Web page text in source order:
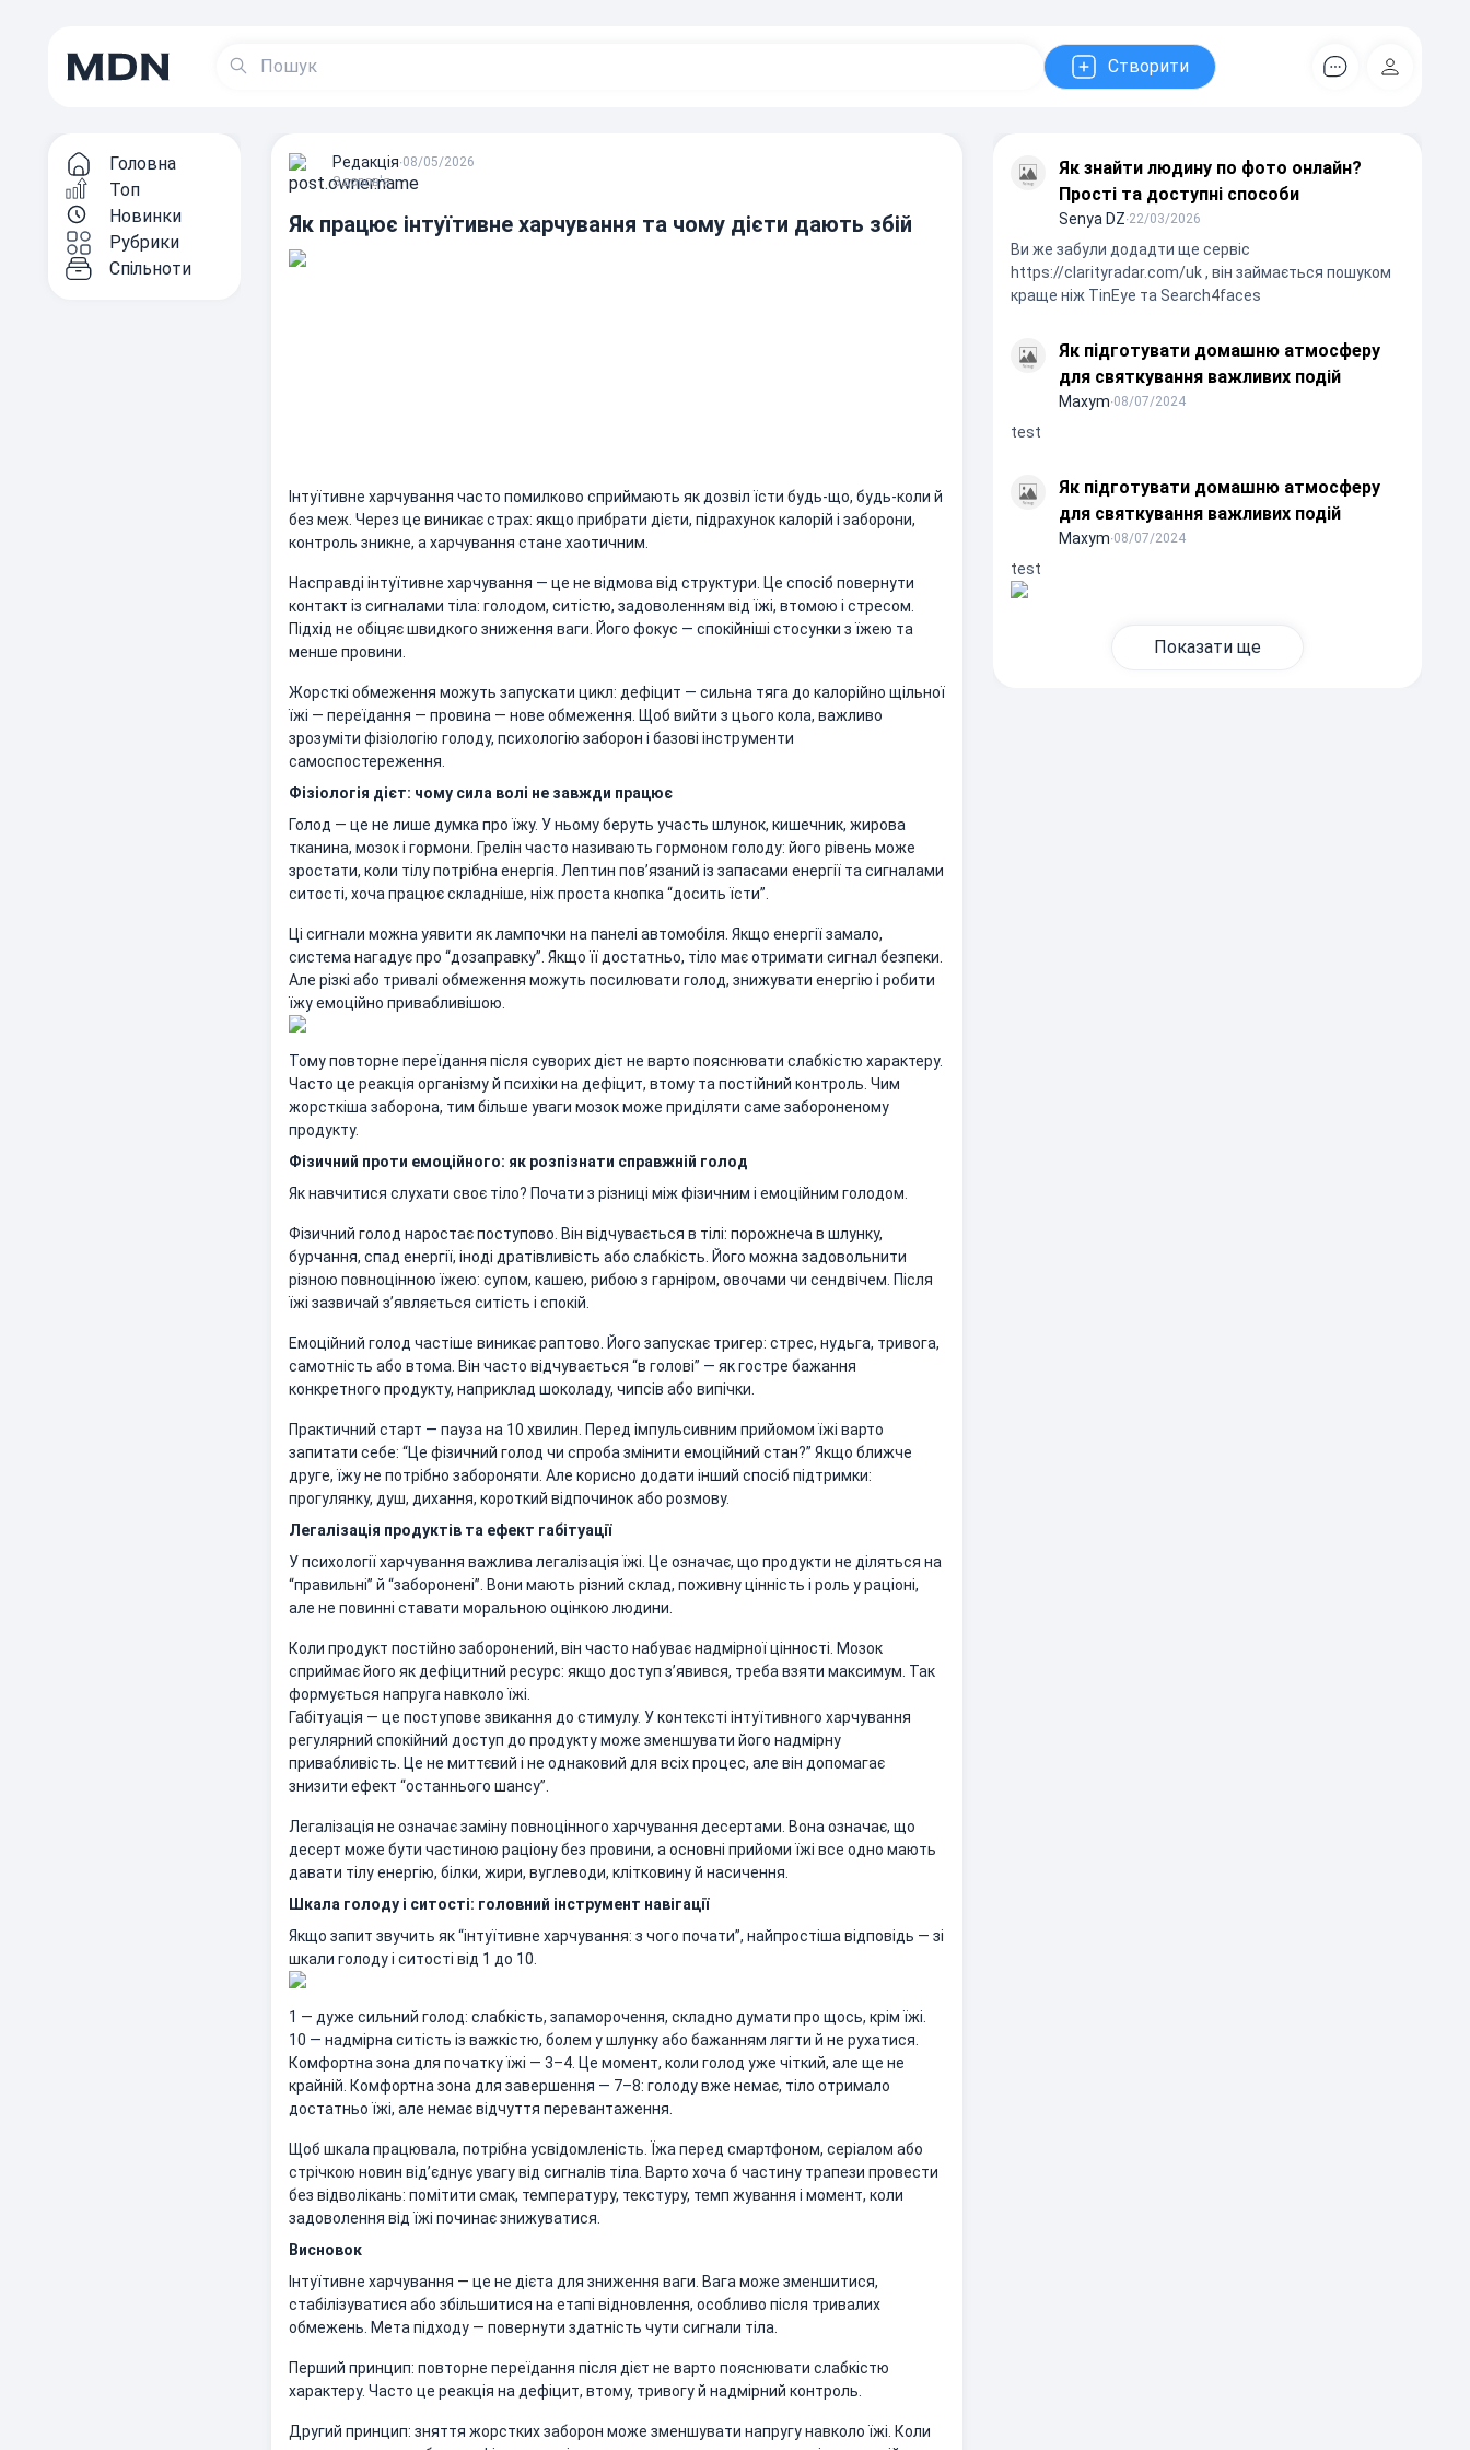
Створити
Коментарів
Головна
Топ
Новинки
Рубрики
Спільноти
Редакцiя∙08/05/2026
Здоров'я
Як працює інтуїтивне харчування та чому дієти дають збій
Інтуїтивне харчування часто помилково сприймають як дозвіл їсти будь-що, будь-коли й
без меж. Через це виникає страх: якщо прибрати дієти, підрахунок калорій і заборони,
контроль зникне, а харчування стане хаотичним.
Насправді інтуїтивне харчування — це не відмова від структури. Це спосіб повернути
контакт із сигналами тіла: голодом, ситістю, задоволенням від їжі, втомою і стресом.
Підхід не обіцяє швидкого зниження ваги. Його фокус — спокійніші стосунки з їжею та
менше провини.
Жорсткі обмеження можуть запускати цикл: дефіцит — сильна тяга до калорійно щільної
їжі — переїдання — провина — нове обмеження. Щоб вийти з цього кола, важливо
зрозуміти фізіологію голоду, психологію заборон і базові інструменти
самоспостереження.
Фізіологія дієт: чому сила волі не завжди працює
Голод — це не лише думка про їжу. У ньому беруть участь шлунок, кишечник, жирова
тканина, мозок і гормони. Грелін часто називають гормоном голоду: його рівень може
зростати, коли тілу потрібна енергія. Лептин пов’язаний із запасами енергії та сигналами
ситості, хоча працює складніше, ніж проста кнопка “досить їсти”.
Ці сигнали можна уявити як лампочки на панелі автомобіля. Якщо енергії замало,
система нагадує про “дозаправку”. Якщо її достатньо, тіло має отримати сигнал безпеки.
Але різкі або тривалі обмеження можуть посилювати голод, знижувати енергію і робити
їжу емоційно привабливішою.
Тому повторне переїдання після суворих дієт не варто пояснювати слабкістю характеру.
Часто це реакція організму й психіки на дефіцит, втому та постійний контроль. Чим
жорсткіша заборона, тим більше уваги мозок може приділяти саме забороненому
продукту.
Фізичний проти емоційного: як розпізнати справжній голод
Як навчитися слухати своє тіло? Почати з різниці між фізичним і емоційним голодом.
Фізичний голод наростає поступово. Він відчувається в тілі: порожнеча в шлунку,
бурчання, спад енергії, іноді дратівливість або слабкість. Його можна задовольнити
різною повноцінною їжею: супом, кашею, рибою з гарніром, овочами чи сендвічем. Після
їжі зазвичай з’являється ситість і спокій.
Емоційний голод частіше виникає раптово. Його запускає тригер: стрес, нудьга, тривога,
самотність або втома. Він часто відчувається “в голові” — як гостре бажання
конкретного продукту, наприклад шоколаду, чипсів або випічки.
Практичний старт — пауза на 10 хвилин. Перед імпульсивним прийомом їжі варто
запитати себе: “Це фізичний голод чи спроба змінити емоційний стан?” Якщо ближче
друге, їжу не потрібно забороняти. Але корисно додати інший спосіб підтримки:
прогулянку, душ, дихання, короткий відпочинок або розмову.
Легалізація продуктів та ефект габітуації
У психології харчування важлива легалізація їжі. Це означає, що продукти не діляться на
“правильні” й “заборонені”. Вони мають різний склад, поживну цінність і роль у раціоні,
але не повинні ставати моральною оцінкою людини.
Коли продукт постійно заборонений, він часто набуває надмірної цінності. Мозок
сприймає його як дефіцитний ресурс: якщо доступ з’явився, треба взяти максимум. Так
формується напруга навколо їжі.
Габітуація — це поступове звикання до стимулу. У контексті інтуїтивного харчування
регулярний спокійний доступ до продукту може зменшувати його надмірну
привабливість. Це не миттєвий і не однаковий для всіх процес, але він допомагає
знизити ефект “останнього шансу”.
Легалізація не означає заміну повноцінного харчування десертами. Вона означає, що
десерт може бути частиною раціону без провини, а основні прийоми їжі все одно мають
давати тілу енергію, білки, жири, вуглеводи, клітковину й насичення.
Шкала голоду і ситості: головний інструмент навігації
Якщо запит звучить як “інтуїтивне харчування: з чого почати”, найпростіша відповідь — зі
шкали голоду і ситості від 1 до 10.
1 — дуже сильний голод: слабкість, запаморочення, складно думати про щось, крім їжі.
10 — надмірна ситість із важкістю, болем у шлунку або бажанням лягти й не рухатися.
Комфортна зона для початку їжі — 3–4. Це момент, коли голод уже чіткий, але ще не
крайній. Комфортна зона для завершення — 7–8: голоду вже немає, тіло отримало
достатньо їжі, але немає відчуття перевантаження.
Щоб шкала працювала, потрібна усвідомленість. Їжа перед смартфоном, серіалом або
стрічкою новин від’єднує увагу від сигналів тіла. Варто хоча б частину трапези провести
без відволікань: помітити смак, температуру, текстуру, темп жування і момент, коли
задоволення від їжі починає знижуватися.
Висновок
Інтуїтивне харчування — це не дієта для зниження ваги. Вага може зменшитися,
стабілізуватися або збільшитися на етапі відновлення, особливо після тривалих
обмежень. Мета підходу — повернути здатність чути сигнали тіла.
Перший принцип: повторне переїдання після дієт не варто пояснювати слабкістю
характеру. Часто це реакція на дефіцит, втому, тривогу й надмірний контроль.
Другий принцип: зняття жорстких заборон може зменшувати напругу навколо їжі. Коли
Як знайти людину по фото онлайн?
Прості та доступні способи
Senya DZ∙22/03/2026
Ви же забули додадти ще сервіс
https://clarityradar.com/uk , він займається пошуком
краще ніж TinEye та Search4faces
Як підготувати домашню атмосферу
для святкування важливих подій
Maxym∙08/07/2024
test
Як підготувати домашню атмосферу
для святкування важливих подій
Maxym∙08/07/2024
test
Показати ще